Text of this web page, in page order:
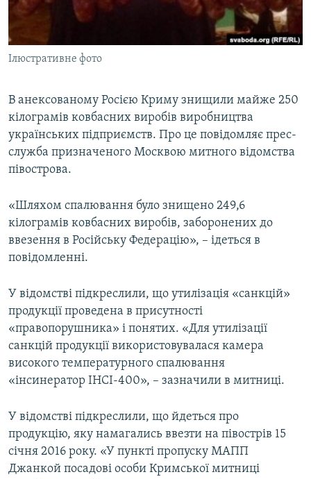
ВІДЕОУРОКИ «ELIFBE»
УКРАЇНСЬКА ПРОБЛЕМА КРИМУ
Qırımtatar
Усі сайти RFE/RL
Ілюстративне фото
В анексованому Росією Криму знищили майже 250
кілограмів ковбасних виробів виробництва
українських підприємств. Про це повідомляє прес-
служба призначеного Москвою митного відомства
півострова.
«Шляхом спалювання було знищено 249,6
кілограмів ковбасних виробів, заборонених до
ввезення в Російську Федерацію», – ідеться в
повідомленні.
У відомстві підкреслили, що утилізація «санкцій»
продукції проведена в присутності
«правопорушника» і понятих. «Для утилізації
санкцій продукції використовувалася камера
високого температурного спалювання
«інсинератор ІНСІ-400», – зазначили в митниці.
У відомстві підкреслили, що йдеться про
продукцію, яку намагались ввезти на півострів 15
січня 2016 року. «У пункті пропуску МАПП
Джанкой посадові особи Кримської митниці